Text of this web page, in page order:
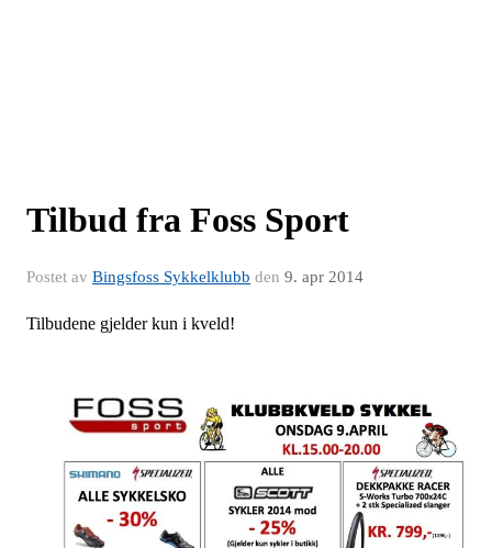
Tilbud fra Foss Sport
Postet av Bingsfoss Sykkelklubb den 9. apr 2014
Tilbudene gjelder kun i kveld!